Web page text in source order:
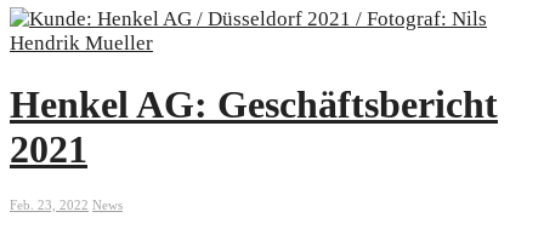
Henkel AG: Geschäftsbericht
2021
Feb. 23, 2022 News